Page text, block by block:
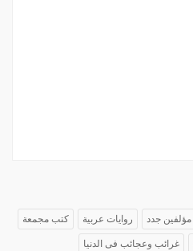
مؤلفين جدد روايات عربية كتب مجمعة
غرائب وعجائب فى الدنيا